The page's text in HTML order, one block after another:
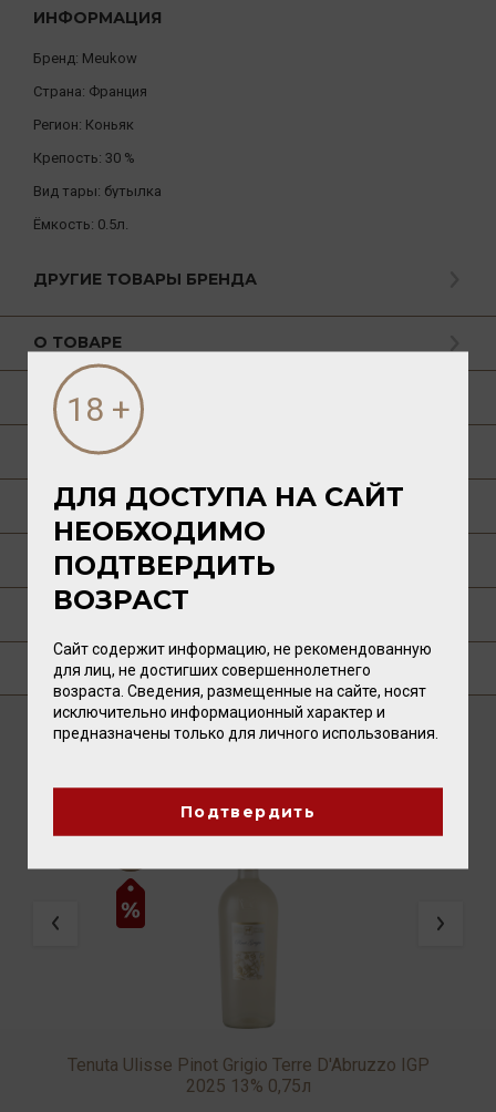
ИНФОРМАЦИЯ
Бренд: Meukow
Страна: Франция
Регион: Коньяк
Крепость: 30 %
Вид тары: бутылка
Ёмкость: 0.5л.
ДРУГИЕ ТОВАРЫ БРЕНДА
О ТОВАРЕ
ГАСТРОНОМИЯ
О РЕГИОНЕ
О ПРОИЗВОДИТЕЛЕ
ТЕХНОЛОГИЯ
ПУБЛИКАЦИИ О ТОВАРЕ
ГДЕ КУПИТЬ?
Tenuta Ulisse Pinot Grigio Terre D'Abruzzo IGP
2025 13% 0,75л
ДЛЯ ДОСТУПА НА САЙТ
НЕОБХОДИМО
ПОДТВЕРДИТЬ
ВОЗРАСТ
Сайт содержит информацию, не рекомендованную
для лиц, не достигших совершеннолетнего
возраста. Сведения, размещенные на сайте, носят
исключительно информационный характер и
предназначены только для личного использования.
Подтвердить